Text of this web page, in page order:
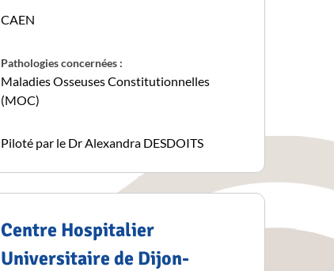
CAEN
Pathologies concernées :
Maladies Osseuses Constitutionnelles
(MOC)
Piloté par le Dr Alexandra DESDOITS
Centre Hospitalier
Universitaire de Dijon-